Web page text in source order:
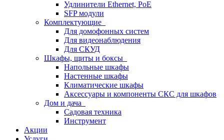
Удлинители Ethernet, PoE
SFP модули
Комплектующие
Для домофонных систем
Для видеонаблюдения
Для СКУД
Шкафы, щиты и боксы
Напольные шкафы
Настенные шкафы
Климатические шкафы
Аксессуары и компоненты СКС для шкафов
Дом и дача
Садовая техника
Инструмент
Акции